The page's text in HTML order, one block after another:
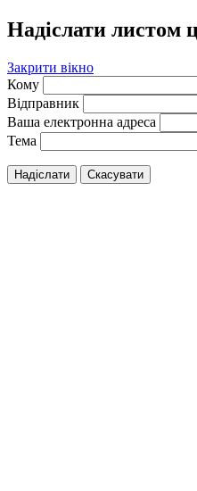
Надіслати листом
Закрити вікно
Кому
Відправник
Ваша електронна адреса
Тема
Надіслати Скасувати